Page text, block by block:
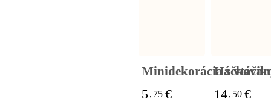
Minidekorácia s
5, 75 € 14 , 50 €